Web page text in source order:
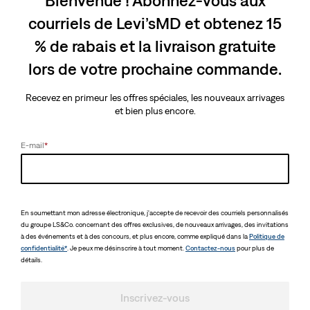
was
Appliqué automatiquement à
courriels de Levi’sMD et obtenez 15
% de rabais et la livraison gratuite
lors de votre prochaine commande.
Recevez en primeur les offres spéciales, les nouveaux arrivages
et bien plus encore.
E-mail*
En soumettant mon adresse électronique, j'accepte de recevoir des courriels personnalisés
du groupe LS&Co. concernant des offres exclusives, de nouveaux arrivages, des invitations
à des événements et à des concours, et plus encore, comme expliqué dans laPolitique de
confidentialité* . Je peux me désinscrire à tout moment. Contactez-nouspour plus de
détails.
Inscrivez-vous